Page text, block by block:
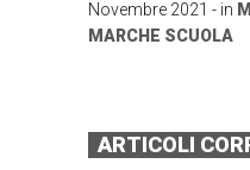
Novembre 2021 - in
MARCHE SCUOLA
ARTICOLI